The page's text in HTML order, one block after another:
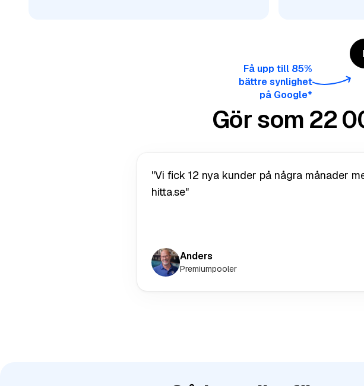
Få upp till 85%
bättre synlighet
på Google*
Gör som 22
"Vi fick 12 nya kunder på några månader
hitta.se"
Anders
Premiumpooler